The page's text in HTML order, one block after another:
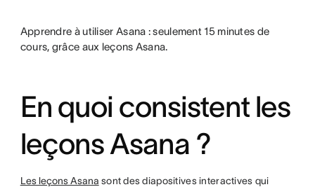
Apprendre à utiliser Asana : seulement 15 minutes de
cours, grâce aux leçons Asana.
En quoi consistent les
leçons Asana ?
Les leçons Asana sont des diapositives interactives qui